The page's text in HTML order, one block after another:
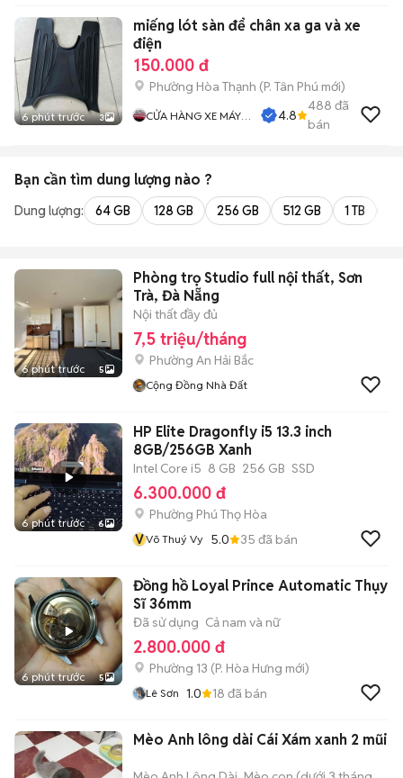
6 phút trước 3
miếng lót sàn để chân xa ga và xe
điện
150.000 đ
Phường Hòa Thạnh (P. Tân Phú mới)
CỬA HÀNG XE MÁY
4.8
488 đã
bán
Bạn cần tìm dung lượng nào ?
Dung lượng: 64 GB 128 GB 256 GB 512 GB 1 TB
6 phút trước 5
Phòng trọ Studio full nội thất, Sơn
Trà, Đà Nẵng
Nội thất đầy đủ
7,5 triệu/tháng
Phường An Hải Bắc
Cộng Đồng Nhà Đất
6 phút trước 6
HP Elite Dragonfly i5 13.3 inch
8GB/256GB Xanh
Intel Core i5 8 GB 256 GB SSD
6.300.000 đ
Phường Phú Thọ Hòa
VVõ Thuý Vy 5.0 35 đã bán
6 phút trước 5
Đồng hồ Loyal Prince Automatic Thụy
Sĩ 36mm
Đã sử dụng Cả nam và nữ
2.800.000 đ
Phường 13 (P. Hòa Hưng mới)
Lê Sơn 1.0 18 đã bán
Mèo Anh lông dài Cái Xám xanh 2 mũi